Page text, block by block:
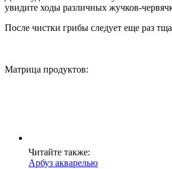
увидите ходы различных жучков-
После чистки грибы следует еще раз
Матрица продуктов:
Читайте также:
Арбуз акварелью